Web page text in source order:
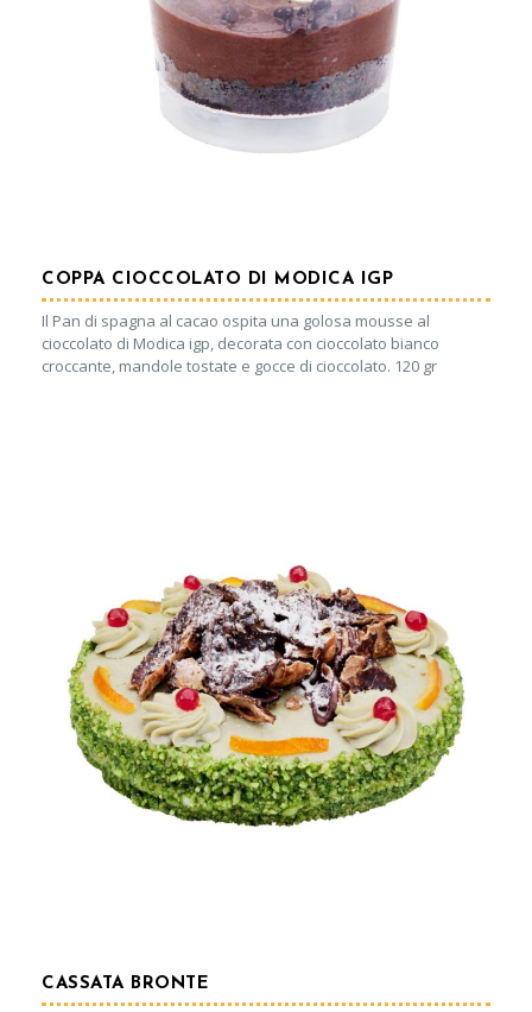
COPPA CIOCCOLATO DI MODICA IGP
Il Pan di spagna al cacao ospita una golosa mousse al
cioccolato di Modica igp, decorata con cioccolato bianco
croccante, mandole tostate e gocce di cioccolato. 120 gr
CASSATA BRONTE